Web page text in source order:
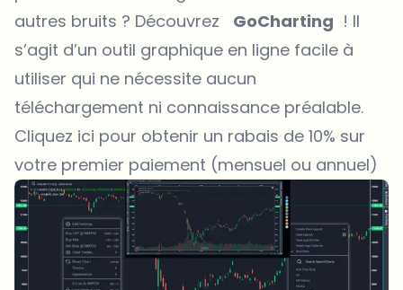
autres bruits ? Découvrez GoCharting ! Il
s’agit d’un outil graphique en ligne facile à
utiliser qui ne nécessite aucun
téléchargement ni connaissance préalable.
Cliquez ici pour obtenir un rabais de 10% sur
votre premier paiement (mensuel ou annuel)